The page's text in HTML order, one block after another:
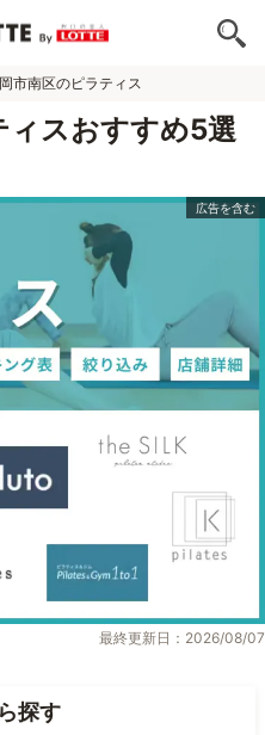
市南区のピラティス
ィスおすすめ5選
最終更新日：2026/08/07
探す